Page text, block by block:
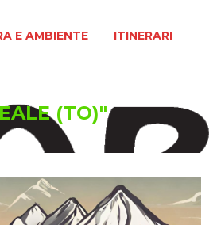
E AMBIENTE ITINERARI
(TO)"